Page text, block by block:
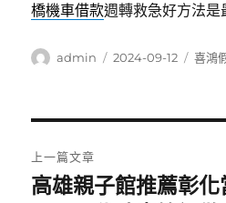
橋機車借款週轉救急好方法是
作
admin
發
2024-09-12
分
喜鴻
章
上一篇文章
上
高雄親子館推薦彰